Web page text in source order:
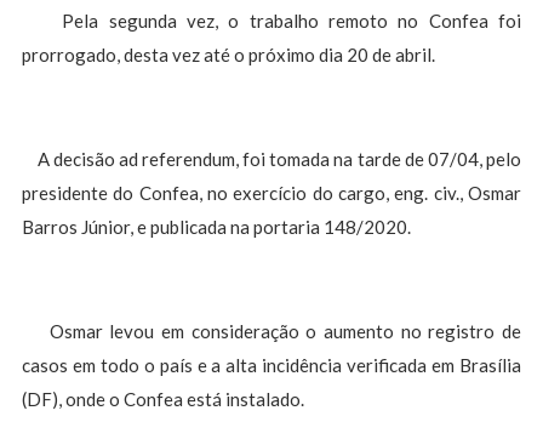
Pela segunda vez, o trabalho remoto no Confea foi
prorrogado, desta vez até o próximo dia 20 de abril.
A decisão ad referendum, foi tomada na tarde de 07/04, pelo
presidente do Confea, no exercício do cargo, eng. civ., Osmar
Barros Júnior, e publicada na portaria 148/2020.
Osmar levou em consideração o aumento no registro de
casos em todo o país e a alta incidência verificada em Brasília
(DF), onde o Confea está instalado.